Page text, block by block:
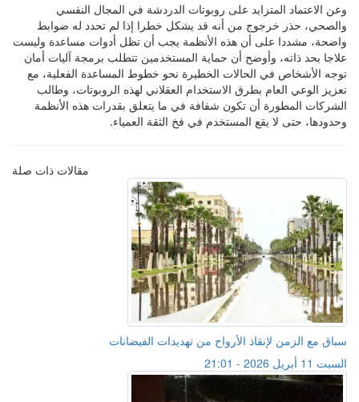
وعن الاعتماد المتزايد على روبوتات الدردشة في المجال النفسي
والصحي، حذر خرجوج من أنه قد يشكل خطرا إذا لم تحدد له ضوابط
واضحة، مشددا على أن هذه الأنظمة يجب أن تظل أدوات مساعدة وليست
علاجا بحد ذاته، وأوضح أن حماية المستخدمين تتطلب برمجة آليات أمان
توجه الأشخاص في الحالات الخطيرة نحو خطوط المساعدة الفعلية، مع
تعزيز الوعي العام بطرق الاستخدام العقلاني لهذه الروبوتات، وطالب
الشركات المطورة أن تكون شفافة في ما يتعلق بقدرات هذه الأنظمة
وحدودها، حتى لا يقع المستخدم في فخ الثقة العمياء.
مقالات ذات صلة
سباق مع الزمن لإنقاذ الأرواح من تهديدات الفيضانات
السبت 11 أبريل 2026 - 21:01